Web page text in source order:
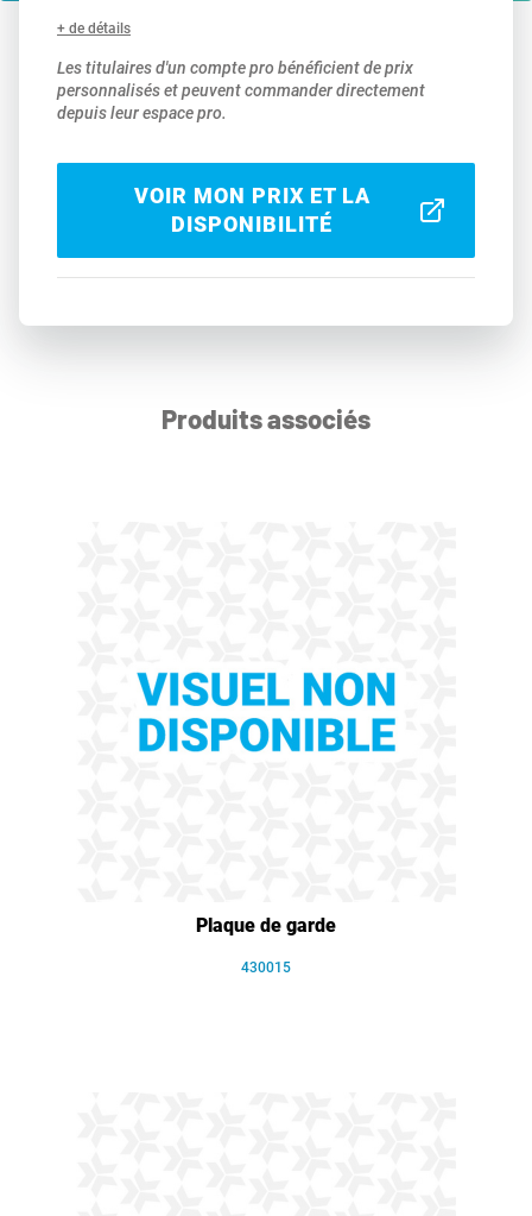
+ de détails
Les titulaires d'un compte pro bénéficient de prix
personnalisés et peuvent commander directement
depuis leur espace pro.
VOIR MON PRIX ET LA
DISPONIBILITÉ
Produits associés
Plaque de garde
430015